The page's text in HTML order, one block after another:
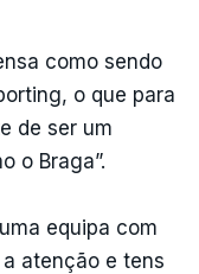
como sendo
o que para
de ser um
o Braga”.
equipa com
atenção e tens